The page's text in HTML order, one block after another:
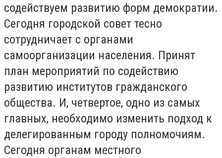
содействуем развитию форм демократии.
Сегодня городской совет тесно
сотрудничает с органами
самоорганизации населения. Принят
план мероприятий по содействию
развитию институтов гражданского
общества. И, четвертое, одно из самых
главных, необходимо изменить подход к
делегированным городу полномочиям.
Сегодня органам местного